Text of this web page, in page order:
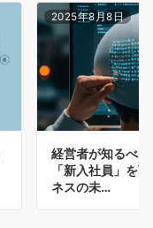
2025年8月8日
経営者が知るべ
「新入社員」を
ネスの未…